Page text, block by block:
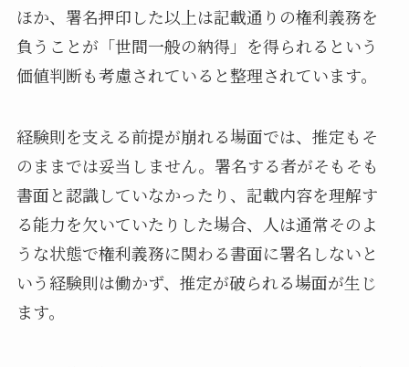
ほか、署名押印した以上は記載通りの権利義務を
負うことが「世間一般の納得」を得られるという
価値判断も考慮されていると整理されています。
経験則を支える前提が崩れる場面では、推定もそ
のままでは妥当しません。署名する者がそもそも
書面と認識していなかったり、記載内容を理解す
る能力を欠いていたりした場合、人は通常そのよ
うな状態で権利義務に関わる書面に署名しないと
いう経験則は働かず、推定が破られる場面が生じ
ます。